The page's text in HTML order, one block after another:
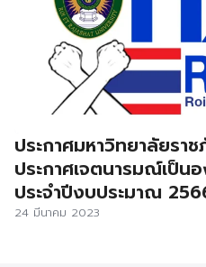
ประกาศมหาวิทยาลัยรา
ประกาศเจตนารมณ์เป็
ประจำปีงบประมาณ
24 มีนาคม 2023